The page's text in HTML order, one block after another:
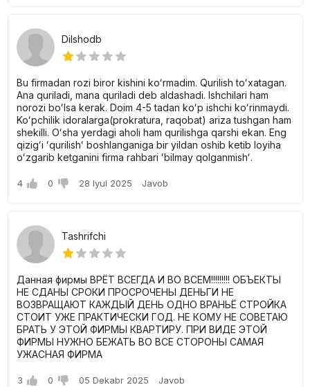
Dilshodb
Bu firmadan rozi biror kishini koʻrmadim. Qurilish toʻxatagan.
Ana quriladi, mana quriladi deb aldashadi. Ishchilari ham
norozi boʻlsa kerak. Doim 4-5 tadan koʻp ishchi koʻrinmaydi.
Koʻpchilik idoralarga(prokratura, raqobat) ariza tushgan ham
shekilli. Oʻsha yerdagi aholi ham qurilishga qarshi ekan. Eng
qizigʻi ʻqurilishʻ boshlanganiga bir yildan oshib ketib loyiha
oʻzgarib ketganini firma rahbari ʻbilmay qolganmishʻ.
4 0 28 Iyul 2025 Javob
Tashrifchi
Данная фирмы ВРЁТ ВСЕГДА И ВО ВСЕМ!!!!!!!!! ОБЪЕКТЫ
НЕ СДАНЫ СРОКИ ПРОСРОЧЕНЫ ДЕНЬГИ НЕ
ВОЗВРАЩАЮТ КАЖДЫЙ ДЕНЬ ОДНО ВРАНЬЁ СТРОЙКА
СТОИТ УЖЕ ПРАКТИЧЕСКИ ГОД. НЕ КОМУ НЕ СОВЕТАЮ
БРАТЬ У ЭТОЙ ФИРМЫ КВАРТИРУ. ПРИ ВИДЕ ЭТОЙ
ФИРМЫ НУЖНО БЕЖАТЬ ВО ВСЕ СТОРОНЫ САМАЯ
УЖАСНАЯ ФИРМА
3 0 05 Dekabr 2025 Javob